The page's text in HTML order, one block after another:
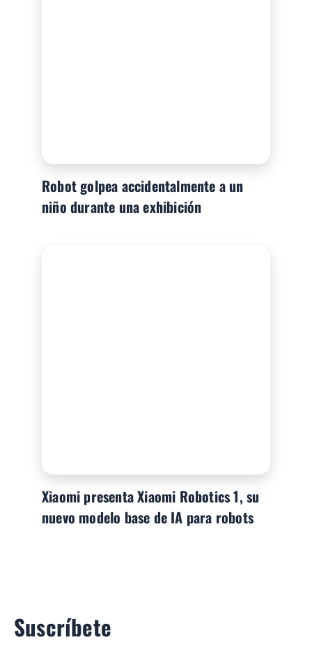
Robot golpea accidentalmente a un
niño durante una exhibición
Xiaomi presenta Xiaomi Robotics 1, su
nuevo modelo base de IA para robots
Suscríbete